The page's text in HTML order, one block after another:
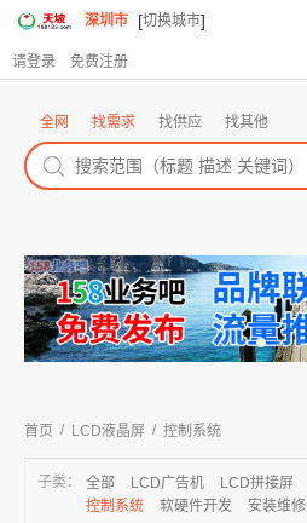
深圳市 [切换城市]
请登录 免费注册
全网 找需求 找供应 找其他
首页 / LCD液晶屏 / 控制系统
子类： 全部 LCD广告机 LCD拼接屏
控制系统
软硬件开发 安装维修